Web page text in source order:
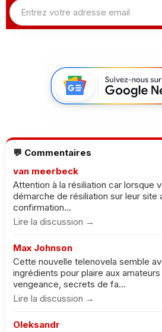
💬 Commentaires
van meerbeck
Attention à la résiliation car lorsque
démarche de résiliation sur leur site
confirmation...
Lire la discussion →
Max Johnson
Cette nouvelle telenovela semble
ingrédients pour plaire aux
vengeance, secrets de fa...
Lire la discussion →
Oleksandr